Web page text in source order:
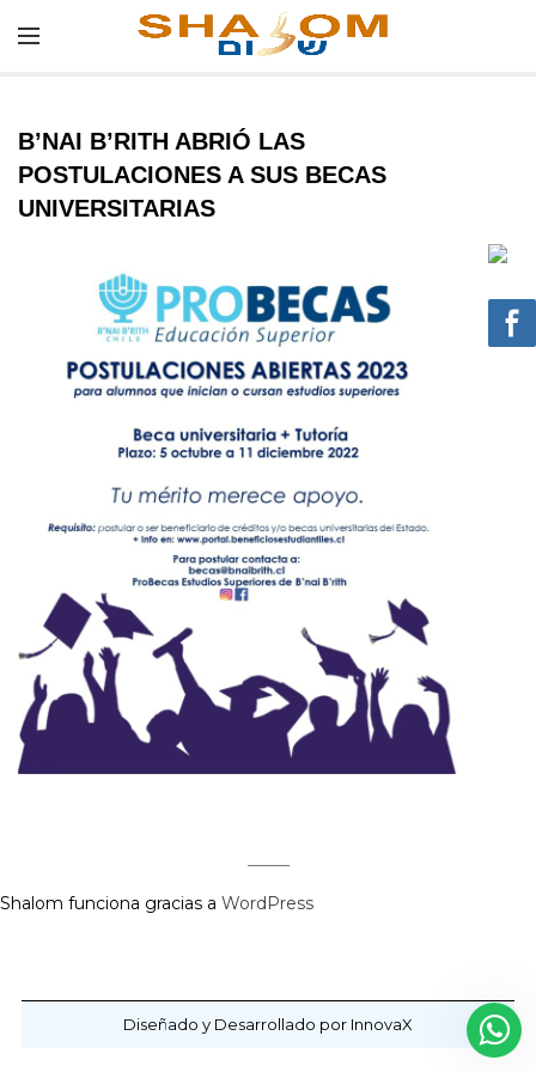
B’NAI B’RITH ABRIÓ LAS
POSTULACIONES A SUS BECAS
UNIVERSITARIAS
Shalom funciona gracias a WordPress
Diseñado y Desarrollado por InnovaX